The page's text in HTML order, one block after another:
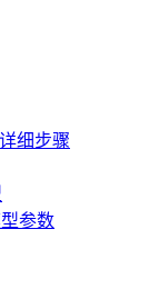
细步骤
参数